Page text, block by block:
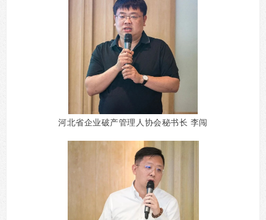
河北省企业破产管理人协会秘书长 李闯